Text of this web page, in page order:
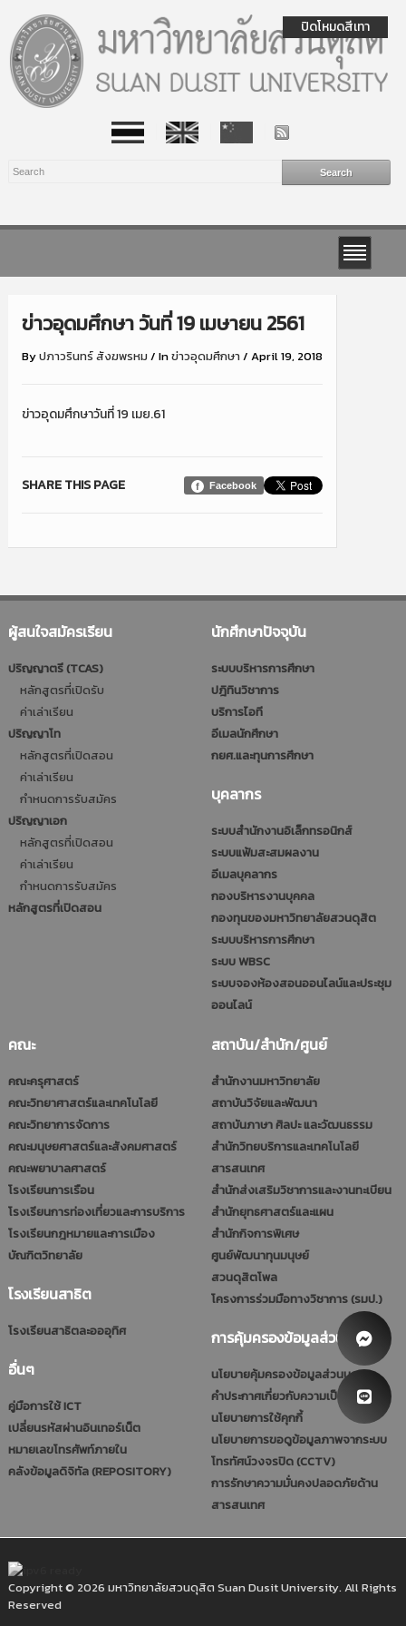
ข่าวอุดมศึกษา วันที่ 19 เมษายน 2561
Byปภาวรินทร์ สังฆพรหม / Inข่าวอุดมศึกษา/ April 19, 2018
ข่าวอุดมศึกษาวันที่ 19 เมย.61
Facebook
SHARE THIS PAGE
ผู้สนใจสมัครเรียน
ปริญญาตรี (TCAS)
หลักสูตรที่เปิดรับ
ค่าเล่าเรียน
ปริญญาโท
หลักสูตรที่เปิดสอน
ค่าเล่าเรียน
กำหนดการรับสมัคร
ปริญญาเอก
หลักสูตรที่เปิดสอน
ค่าเล่าเรียน
กำหนดการรับสมัคร
หลักสูตรที่เปิดสอน
นักศึกษาปัจจุบัน
ระบบบริหารการศึกษา
ปฎิทินวิชาการ
บริการไอที
อีเมลนักศึกษา
กยศ.และทุนการศึกษา
บุคลากร
ระบบสำนักงานอิเล็กทรอนิกส์
ระบบแฟ้มสะสมผลงาน
อีเมลบุคลากร
กองบริหารงานบุคคล
กองทุนของมหาวิทยาลัยสวนดุสิต
ระบบบริหารการศึกษา
ระบบ WBSC
ระบบจองห้องสอนออนไลน์และประชุม
ออนไลน์
คณะ
คณะครุศาสตร์
คณะวิทยาศาสตร์และเทคโนโลยี
คณะวิทยาการจัดการ
คณะมนุษยศาสตร์และสังคมศาสตร์
คณะพยาบาลศาสตร์
โรงเรียนการเรือน
โรงเรียนการท่องเที่ยวและการบริการ
โรงเรียนกฎหมายและการเมือง
บัณฑิตวิทยาลัย
โรงเรียนสาธิต
โรงเรียนสาธิตละอออุทิศ
อื่นๆ
คู่มือการใช้ ICT
เปลี่ยนรหัสผ่านอินเทอร์เน็ต
หมายเลขโทรศัพท์ภายใน
คลังข้อมูลดิจิทัล (REPOSITORY)
สถาบัน/สำนัก/ศูนย์
สำนักงานมหาวิทยาลัย
สถาบันวิจัยและพัฒนา
สถาบันภาษา ศิลปะ และวัฒนธรรม
สำนักวิทยบริการและเทคโนโลยี
สารสนเทศ
สำนักส่งเสริมวิชาการและงานทะเบียน
สำนักยุทธศาสตร์และแผน
สำนักกิจการพิเศษ
ศูนย์พัฒนาทุนมนุษย์
สวนดุสิตโพล
โครงการร่วมมือทางวิชาการ (รมป.)
การคุ้มครองข้อมูลส่วนบุคคล
นโยบายคุ้มครองข้อมูลส่วนบุคคล
คำประกาศเกี่ยวกับความเป็นส่วนตัว
นโยบายการใช้คุกกี้
นโยบายการขอดูข้อมูลภาพจากระบบ
โทรทัศน์วงจรปิด (CCTV)
การรักษาความมั่นคงปลอดภัยด้าน
สารสนเทศ
Copyright © 2026 มหาวิทยาลัยสวนดุสิต Suan Dusit University. All Rights
Reserved
ปิดโหมดสีเทา